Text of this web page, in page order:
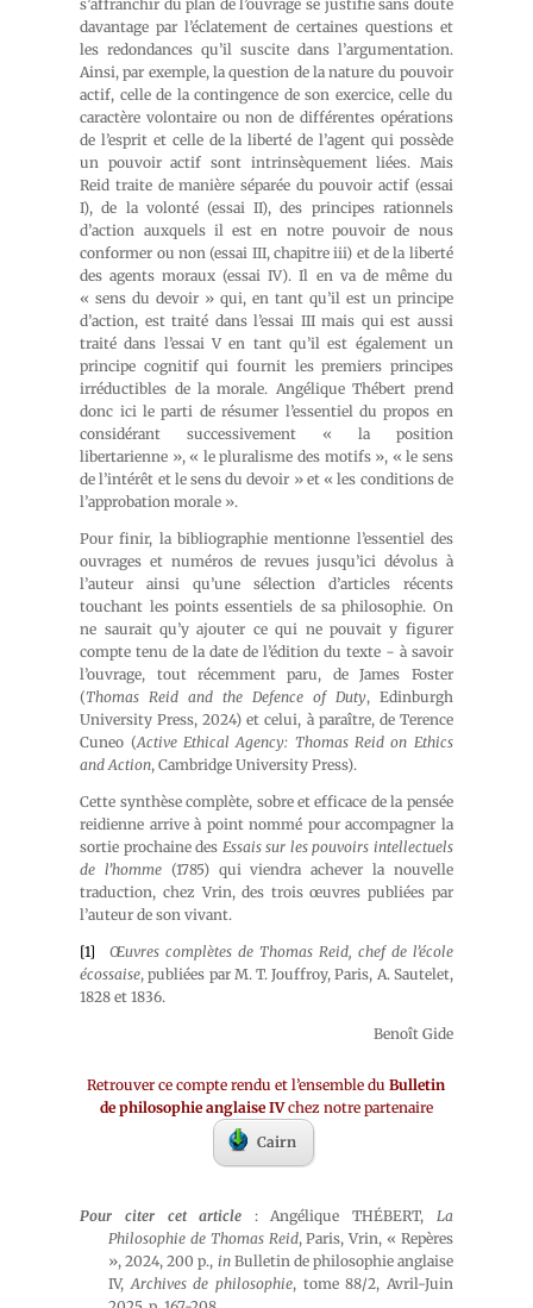
s’affranchir du plan de l’ouvrage se justifie sans doute
davantage par l’éclatement de certaines questions et
les redondances qu’il suscite dans l’argumentation.
Ainsi, par exemple, la question de la nature du pouvoir
actif, celle de la contingence de son exercice, celle du
caractère volontaire ou non de différentes opérations
de l’esprit et celle de la liberté de l’agent qui possède
un pouvoir actif sont intrinsèquement liées. Mais
Reid traite de manière séparée du pouvoir actif (essai
I), de la volonté (essai II), des principes rationnels
d’action auxquels il est en notre pouvoir de nous
conformer ou non (essai III, chapitre iii) et de la liberté
des agents moraux (essai IV). Il en va de même du
« sens du devoir » qui, en tant qu’il est un principe
d’action, est traité dans l’essai III mais qui est aussi
traité dans l’essai V en tant qu’il est également un
principe cognitif qui fournit les premiers principes
irréductibles de la morale. Angélique Thébert prend
donc ici le parti de résumer l’essentiel du propos en
considérant successivement « la position
libertarienne », « le pluralisme des motifs », « le sens
de l’intérêt et le sens du devoir » et « les conditions de
l’approbation morale ».
Pour finir, la bibliographie mentionne l’essentiel des
ouvrages et numéros de revues jusqu’ici dévolus à
l’auteur ainsi qu’une sélection d’articles récents
touchant les points essentiels de sa philosophie. On
ne saurait qu’y ajouter ce qui ne pouvait y figurer
compte tenu de la date de l’édition du texte − à savoir
l’ouvrage, tout récemment paru, de James Foster
(Thomas Reid and the Defence of Duty, Edinburgh
University Press, 2024) et celui, à paraître, de Terence
Cuneo (Active Ethical Agency: Thomas Reid on Ethics
and Action, Cambridge University Press).
Cette synthèse complète, sobre et efficace de la pensée
reidienne arrive à point nommé pour accompagner la
sortie prochaine des Essais sur les pouvoirs intellectuels
de l’homme (1785) qui viendra achever la nouvelle
traduction, chez Vrin, des trois œuvres publiées par
l’auteur de son vivant.
[1]
Œuvres complètes de Thomas Reid, chef de l’école
écossaise, publiées par M. T. Jouffroy, Paris, A. Sautelet,
1828 et 1836.
Benoît Gide
Retrouver ce compte rendu et l’ensemble duBulletin
de philosophie anglaise IVchez notre partenaire
Cairn
Pour citer cet article : Angélique THÉBERT, La
Philosophie de Thomas Reid, Paris, Vrin, « Repères
», 2024, 200 p., inBulletin de philosophie anglaise
IV,Archives de philosophie, tome 88/2, Avril-Juin